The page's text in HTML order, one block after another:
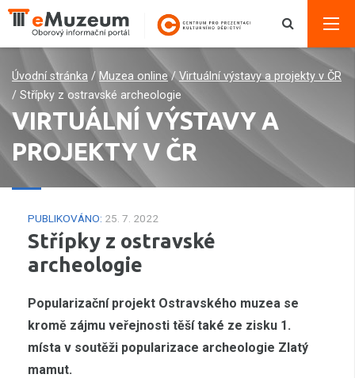
Úvodní stránka / Muzea online/ Virtuální výstavy a projekty v ČR
/ Střípky z ostravské archeologie
VIRTUÁLNÍ VÝSTAVY A
PROJEKTY V ČR
PUBLIKOVÁNO: 25. 7. 2022
Střípky z ostravské
archeologie
Popularizační projekt Ostravského muzea se
kromě zájmu veřejnosti těší také ze zisku 1.
místa v soutěži popularizace archeologie Zlatý
mamut.